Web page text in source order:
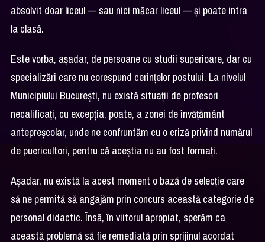
absolvit doar liceul — sau nici măcar liceul — și poate intra
la clasă.
Este vorba, așadar, de persoane cu studii superioare, dar cu
specializări care nu corespund cerințelor postului. La nivelul
Municipiului București, nu există situații de profesori
necalificați, cu excepția, poate, a zonei de învățământ
antepreșcolar, unde ne confruntăm cu o criză privind numărul
de puericultori, pentru că aceștia nu au fost formați.
Așadar, nu există la acest moment o bază de selecție care
să ne permită să angajăm prin concurs această categorie de
personal didactic. Însă, în viitorul apropiat, sperăm ca
această problemă să fie remediată prin sprijinul acordat